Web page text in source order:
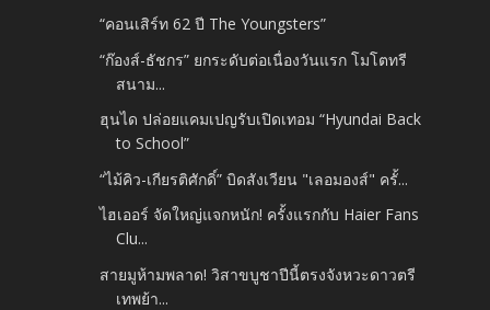
“คอนเสิร์ท 62 ปี The Youngsters”
“ก๊องส์-ธัชกร” ยกระดับต่อเนื่องวันแรก โมโตทรี
สนาม...
ฮุนได ปล่อยแคมเปญรับเปิดเทอม “Hyundai Back
to School”
“ไม้คิว-เกียรติศักดิ์” บิดสังเวียน "เลอมองส์" ครั้...
ไฮเออร์ จัดใหญ่แจกหนัก! ครั้งแรกกับ Haier Fans
Clu...
สายมูห้ามพลาด! วิสาขบูชาปีนี้ตรงจังหวะดาวตรี
เทพย้า...